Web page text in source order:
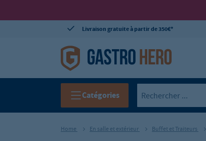
Livraison gratuite à partir de 350€*
Catégories
Home En salle et extérieur Buffet et Traiteurs